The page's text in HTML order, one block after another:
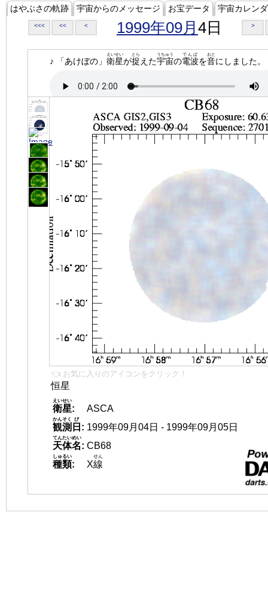
はやぶさの軌跡 宇宙からのメッセージ お宝データ 宇宙カレン
<<< << < 1999年09月 4日 >
♪ 「あけぼの」 衛星
えいせい
が捉
とら
えた宇宙
うちゅう
の電波
でんぱ
を音
おと
にしました。
👈 お気に入りのアイコンをクリック！
恒星
衛星
えいせい
:
ASCA
観測
かんそく
日
び
: 1999年09月04日 - 1999年09月05日
天体名
てんたいめい
: CB68
種類
しゅるい
: X線
せん